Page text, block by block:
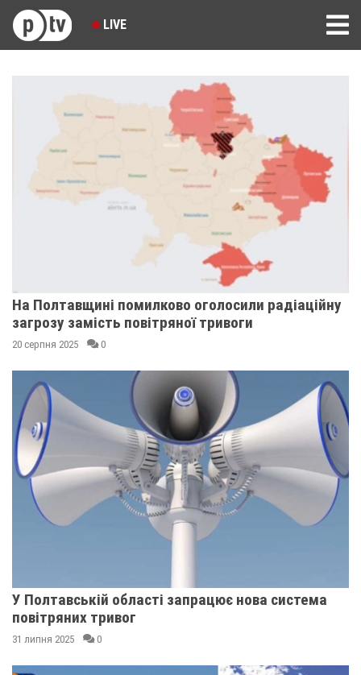
LIVE
На Полтавщині помилково оголосили радіаційну
загрозу замість повітряної тривоги
20 серпня 2025 0
У Полтавській області запрацює нова система
повітряних тривог
31 липня 2025 0